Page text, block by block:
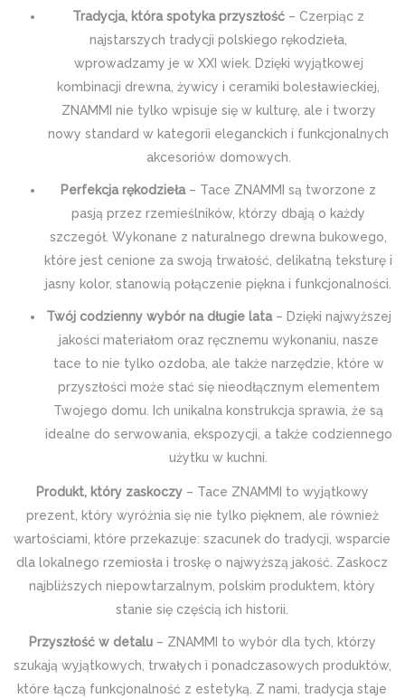
Tradycja, która spotyka przyszłość – Czerpiąc z
najstarszych tradycji polskiego rękodzieła,
wprowadzamy je w XXI wiek. Dzięki wyjątkowej
kombinacji drewna, żywicy i ceramiki bolesławieckiej,
ZNAMMI nie tylko wpisuje się w kulturę, ale i tworzy
nowy standard w kategorii eleganckich i funkcjonalnych
akcesoriów domowych.
Perfekcja rękodzieła– Tace ZNAMMI są tworzone z
pasją przez rzemieślników, którzy dbają o każdy
szczegół. Wykonane z naturalnego drewna bukowego,
które jest cenione za swoją trwałość, delikatną teksturę i
jasny kolor, stanowią połączenie piękna i funkcjonalności.
Twój codzienny wybór na długie lata– Dzięki najwyższej
jakości materiałom oraz ręcznemu wykonaniu, nasze
tace to nie tylko ozdoba, ale także narzędzie, które w
przyszłości może stać się nieodłącznym elementem
Twojego domu. Ich unikalna konstrukcja sprawia, że są
idealne do serwowania, ekspozycji, a także codziennego
użytku w kuchni.
Produkt, który zaskoczy– Tace ZNAMMI to wyjątkowy
prezent, który wyróżnia się nie tylko pięknem, ale również
wartościami, które przekazuje: szacunek do tradycji, wsparcie
dla lokalnego rzemiosła i troskę o najwyższą jakość. Zaskocz
najbliższych niepowtarzalnym, polskim produktem, który
stanie się częścią ich historii.
Przyszłość w detalu– ZNAMMI to wybór dla tych, którzy
szukają wyjątkowych, trwałych i ponadczasowych produktów,
które łączą funkcjonalność z estetyką. Z nami, tradycja staje